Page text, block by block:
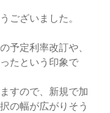
ございました。
予定利率改訂や、
たという印象で
すので、新規で加
の幅が広がりそう